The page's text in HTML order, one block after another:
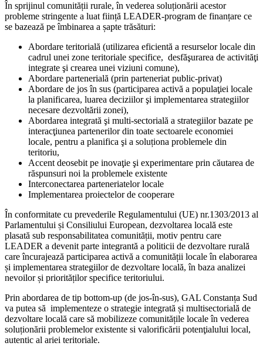
În sprijinul comunității rurale, în vederea soluționării acestor
probleme stringente a luat ființă LEADER-program de finanțare ce
se bazează pe îmbinarea a șapte trăsături:
Abordare teritorială (utilizarea eficientă a resurselor locale din
cadrul unei zone teritoriale specifice, desfăşurarea de activităţi
integrate şi crearea unei viziuni comune),
Abordare partenerială (prin parteneriat public-privat)
Abordare de jos în sus (participarea activă a populaţiei locale
la planificarea, luarea deciziilor şi implementarea strategiilor
necesare dezvoltării zonei),
Abordarea integrată şi multi-sectorială a strategiilor bazate pe
interacţiunea partenerilor din toate sectoarele economiei
locale, pentru a planifica şi a soluționa problemele din
teritoriu,
Accent deosebit pe inovaţie şi experimentare prin căutarea de
răspunsuri noi la problemele existente
Interconectarea parteneriatelor locale
Implementarea proiectelor de cooperare
În conformitate cu prevederile Regulamentului (UE) nr.1303/2013 al
Parlamentului și Consiliului European, dezvoltarea locală este
plasată sub responsabilitatea comunității, motiv pentru care
LEADER a devenit parte integrantă a politicii de dezvoltare rurală
care încurajează participarea activă a comunității locale în elaborarea
și implementarea strategiilor de dezvoltare locală, în baza analizei
nevoilor și priorităților specifice teritoriului.
Prin abordarea de tip bottom-up (de jos-în-sus), GAL Constanța Sud
va putea să implementeze o strategie integrată și multisectorială de
dezvoltare locală care să mobilizeze comunitățile locale în vederea
soluționării problemelor existente si valorificării potenţialului local,
autentic al ariei teritoriale.